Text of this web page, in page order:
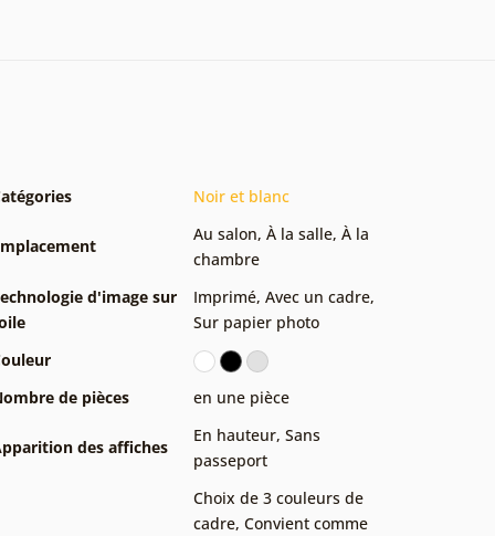
Noir et blanc
Au salon, À la salle, À la
chambre
d'image sur
Imprimé, Avec un cadre,
Sur papier photo
de pièces
en une pièce
des affiches
En hauteur, Sans
passeport
Choix de 3 couleurs de
cadre, Convient comme